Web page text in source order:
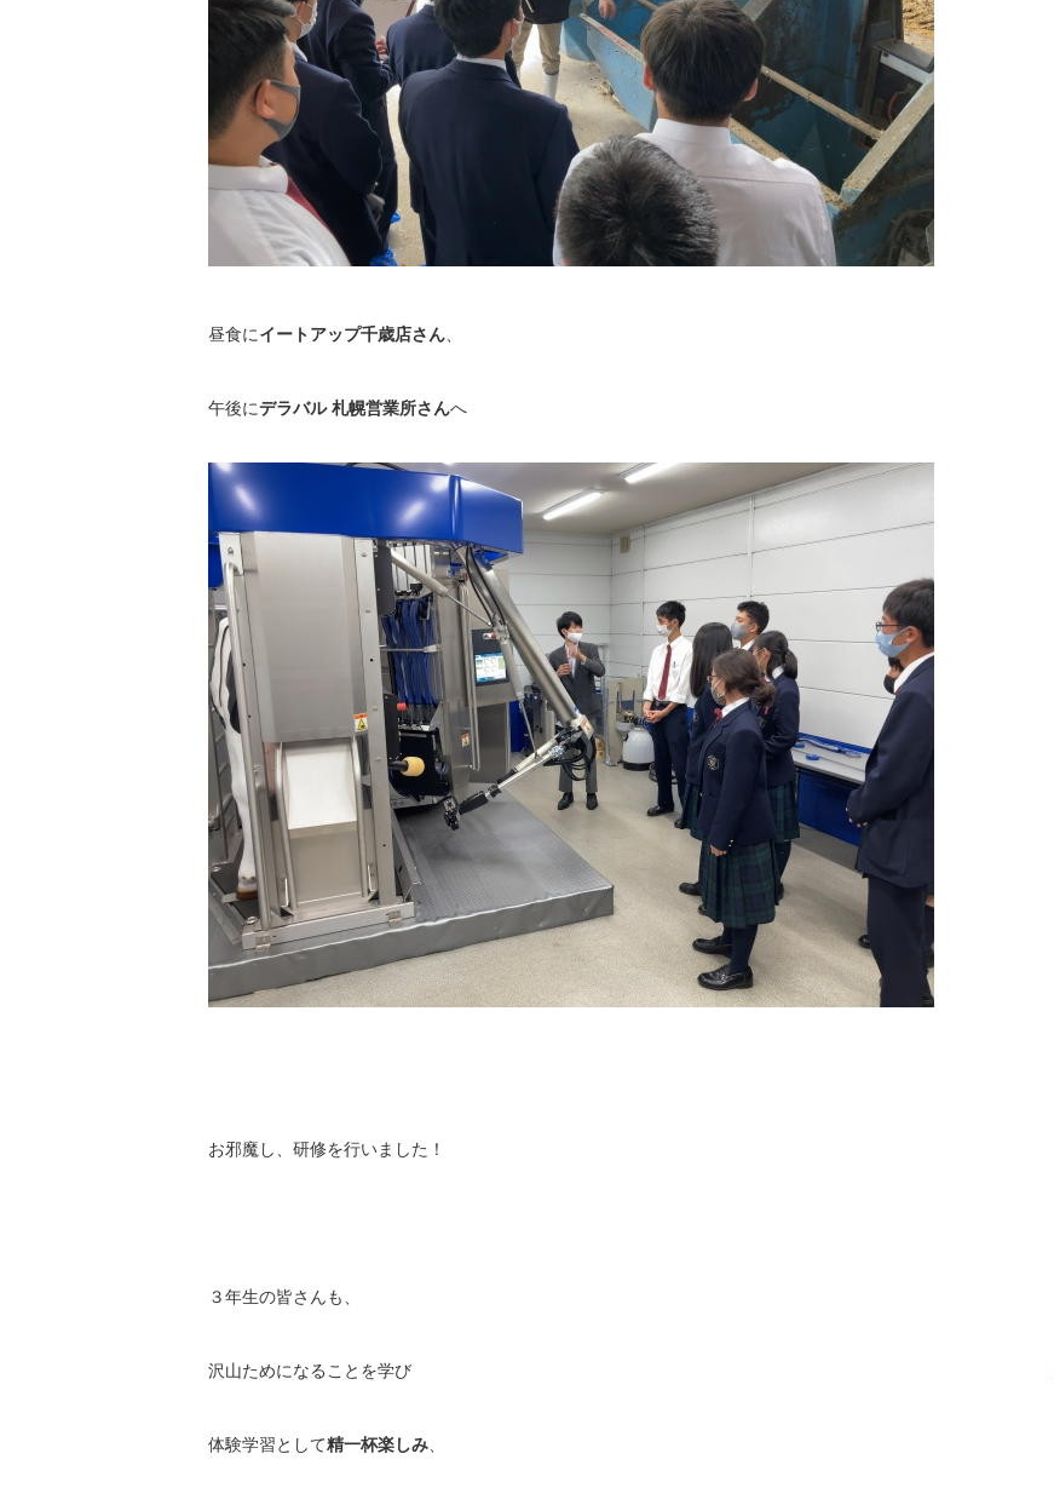
昼食にイートアップ千歳店さん
午後にデラバル 札幌営業所さんへ
お邪魔し、研修を行いました！
３年生の皆さんも、
沢山ためになることを学び
体験学習として精一杯楽しみ